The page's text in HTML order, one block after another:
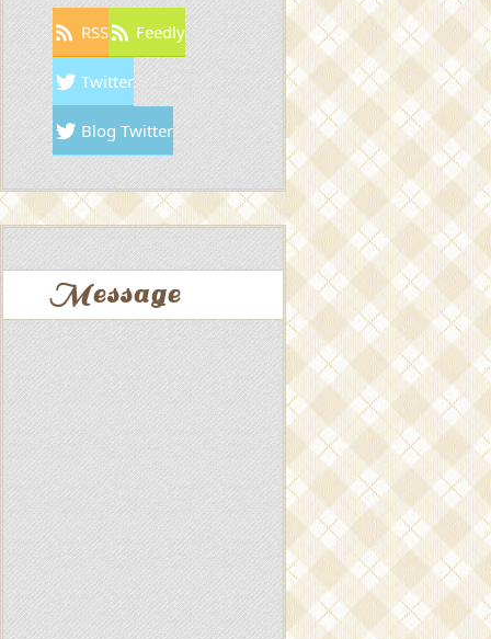
RSS Feedly
Twitter
Blog Twitter
Message